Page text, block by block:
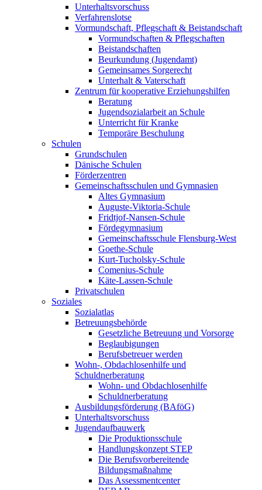
Unterhaltsvorschuss
Verfahrenslotse
Vormundschaft, Pflegschaft & Beistandschaft
Vormundschaften & Pflegschaften
Beistandschaften
Beurkundung (Jugendamt)
Gemeinsames Sorgerecht
Unterhalt & Vaterschaft
Zentrum für kooperative Erziehungshilfen
Beratung
Jugendsozialarbeit an Schule
Unterricht für Kranke
Temporäre Beschulung
Schulen
Grundschulen
Dänische Schulen
Förderzentren
Gemeinschaftsschulen und Gymnasien
Altes Gymnasium
Auguste-Viktoria-Schule
Fridtjof-Nansen-Schule
Fördegymnasium
Gemeinschaftsschule Flensburg-West
Goethe-Schule
Kurt-Tucholsky-Schule
Comenius-Schule
Käte-Lassen-Schule
Privatschulen
Soziales
Sozialatlas
Betreuungsbehörde
Gesetzliche Betreuung und Vorsorge
Beglaubigungen
Berufsbetreuer werden
Wohn-, Obdachlosenhilfe und
Schuldnerberatung
Wohn- und Obdachlosenhilfe
Schuldnerberatung
Ausbildungsförderung (BAföG)
Unterhaltsvorschuss
Jugendaufbauwerk
Die Produktionsschule
Handlungskonzept STEP
Die Berufsvorbereitende
Bildungsmaßnahme
Das Assessmentcenter